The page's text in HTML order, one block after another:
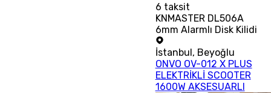
6 taksit
KNMASTER DL506A
6mm Alarmlı Disk Kilidi
İstanbul, Beyoğlu
ONVO OV-012 X PLUS
ELEKTRİKLİ SCOOTER
1600W AKSESUARLI